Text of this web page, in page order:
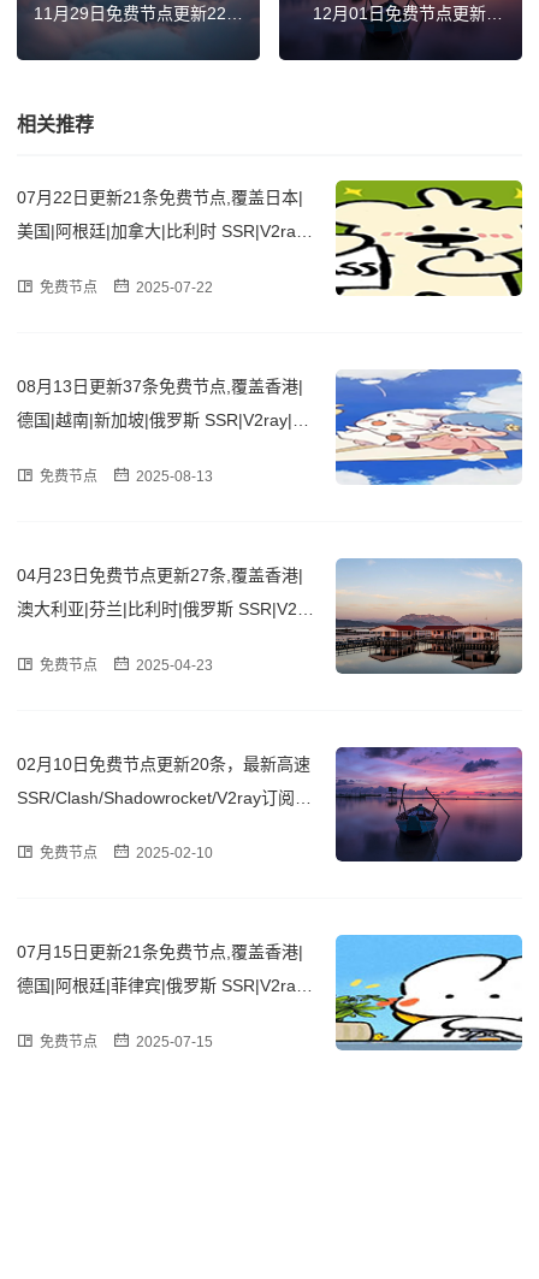
11月29日免费节点更新22
adowrocket/V2ray订阅链接
12月01日免费节点更新25
条，最新高速SSR/Clash/Sh
adowrocket/V2ray订阅链接
相关推荐
07月22日更新21条免费节点,覆盖日本|
美国|阿根廷|加拿大|比利时 SSR|V2ray|
免费节点 2025-07-22
08月13日更新37条免费节点,覆盖香港|
德国|越南|新加坡|俄罗斯 SSR|V2ray|Cla
免费节点 2025-08-13
04月23日免费节点更新27条,覆盖香港|
澳大利亚|芬兰|比利时|俄罗斯 SSR|V2ra
免费节点 2025-04-23
02月10日免费节点更新20条，最新高速
SSR/Clash/Shadowrocket/V2ray订阅链
免费节点 2025-02-10
07月15日更新21条免费节点,覆盖香港|
德国|阿根廷|菲律宾|俄罗斯 SSR|V2ray|
免费节点 2025-07-15